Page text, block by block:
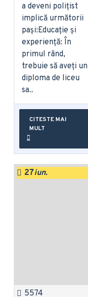
a deveni polițist
implică următorii
pași:Educație și
experiență: În
primul rând,
trebuie să aveți un
diploma de liceu
sa..
CITESTE MAI
MULT
27iun.
5574